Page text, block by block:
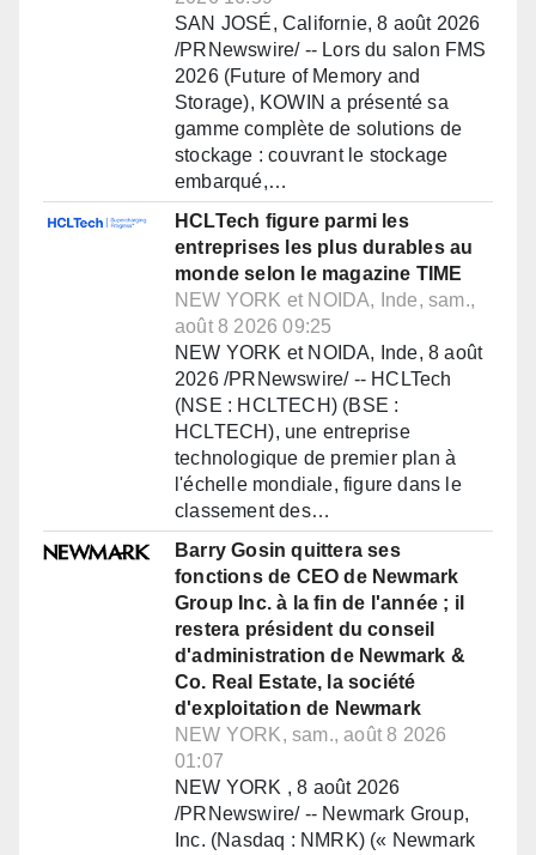
SAN JOSÉ, Californie, 8 août 2026
/PRNewswire/ -- Lors du salon FMS
2026 (Future of Memory and
Storage), KOWIN a présenté sa
gamme complète de solutions de
stockage : couvrant le stockage
embarqué,…
HCLTech figure parmi les
entreprises les plus durables au
monde selon le magazine TIME
NEW YORK et NOIDA, Inde, sam.,
août 8 2026 09:25
NEW YORK et NOIDA, Inde, 8 août
2026 /PRNewswire/ -- HCLTech
(NSE : HCLTECH) (BSE :
HCLTECH), une entreprise
technologique de premier plan à
l'échelle mondiale, figure dans le
classement des…
Barry Gosin quittera ses
fonctions de CEO de Newmark
Group Inc. à la fin de l'année ; il
restera président du conseil
d'administration de Newmark &
Co. Real Estate, la société
d'exploitation de Newmark
NEW YORK, sam., août 8 2026
01:07
NEW YORK , 8 août 2026
/PRNewswire/ -- Newmark Group,
Inc. (Nasdaq : NMRK) (« Newmark